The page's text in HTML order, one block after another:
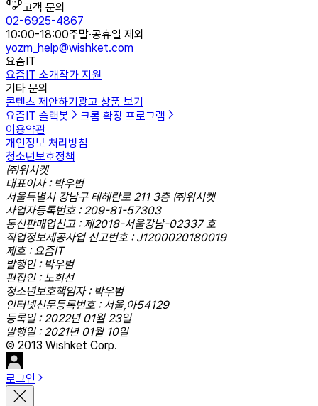
고객 문의
02-6925-4867
10:00-18:00주말·공휴일 제외
yozm_help@wishket.com
요즘IT
요즘IT 소개작가 지원
기타 문의
콘텐츠 제안하기 광고 상품 보기
요즘IT 슬랙봇
크롬 확장 프로그램
이용약관
개인정보 처리방침
청소년보호정책
㈜위시켓
대표이사 : 박우범
서울특별시 강남구 테헤란로 211 3층 ㈜위시켓
사업자등록번호 : 209-81-57303
통신판매업신고 : 제2018-서울강남-02337 호
직업정보제공사업 신고번호 : J1200020180019
제호 : 요즘IT
발행인 : 박우범
편집인 : 노희선
청소년보호책임자 : 박우범
인터넷신문등록번호 : 서울,아54129
등록일 : 2022년 01월 23일
발행일 : 2021년 01월 10일
© 2013 Wishket Corp.
로그인